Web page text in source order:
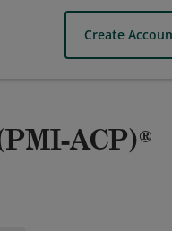
Create
ACP)®